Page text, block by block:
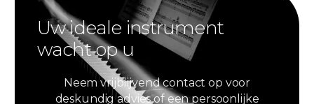
Uw ideale instrument
wacht op u
Neem vrijblijvend contact op voor
deskundig advies of een persoonlijke